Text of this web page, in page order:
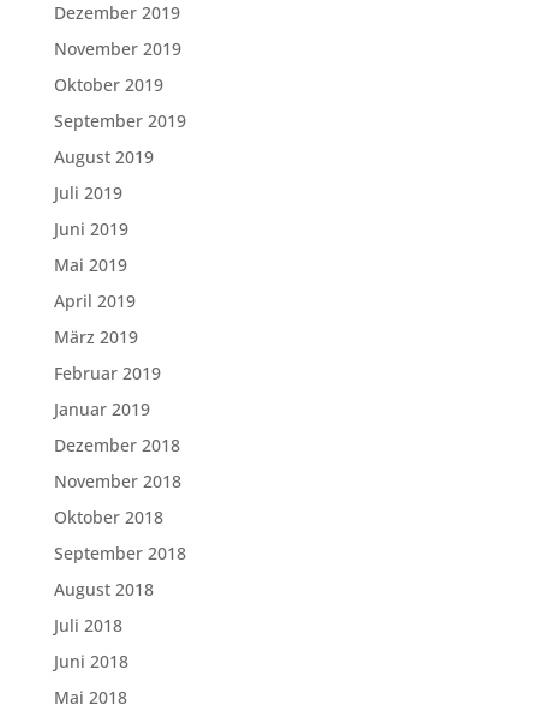
Dezember 2019
November 2019
Oktober 2019
September 2019
August 2019
Juli 2019
Juni 2019
Mai 2019
April 2019
März 2019
Februar 2019
Januar 2019
Dezember 2018
November 2018
Oktober 2018
September 2018
August 2018
Juli 2018
Juni 2018
Mai 2018